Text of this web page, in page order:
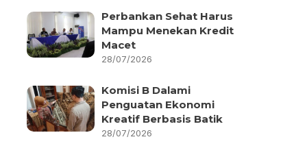
Perbankan Sehat Harus
Mampu Menekan Kredit
Macet
28/07/2026
Komisi B Dalami
Penguatan Ekonomi
Kreatif Berbasis Batik
28/07/2026